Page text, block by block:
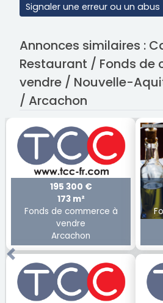
Signaler une erreur ou un abus
Annonces similaires :
Restaurant / Fonds de
vendre / Nouvelle-
/ Arcachon
195 300 €
173 m²
Fonds de commerce à
vendre
Arcachon
Previous